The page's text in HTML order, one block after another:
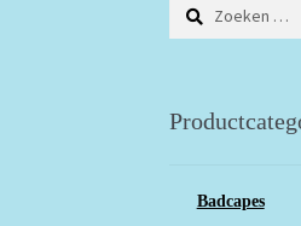
naar:
Badcapes